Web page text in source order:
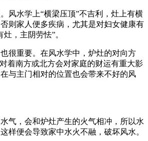
风水学上“横梁压顶”不吉利，灶上有横
则家人便多疾病，尤其是对妇女健康有
，主阴劳怯”。
很重要。在风水学中，炉灶的对向方
着南方或北方会对家庭的财运有重大影
与主门相对的位置也会带来不好的风
气，会和炉灶产生的火气相冲，所以水
样便会导致家中水火不融，破坏风水。